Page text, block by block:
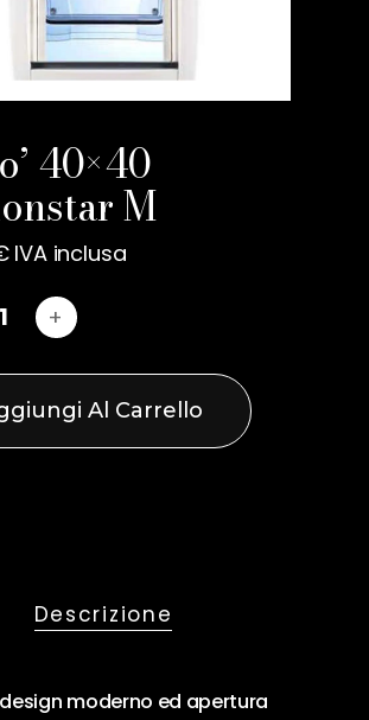
40×40
M
IVA inclusa
Al Carrello
Descrizione
moderno ed apertura